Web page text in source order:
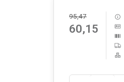
95,47
60,15